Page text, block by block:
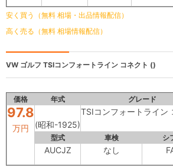
安く買う（無料 相場・出品情報配信）
高く売る（無料 相場情報配信）
VW ゴルフ TSIコンフォートライン コネクト ()
価格 年式 グレード
97.8
万円 (昭和-1925)
TSIコンフォートライン
型式 車検 シ
AUCJZ なし